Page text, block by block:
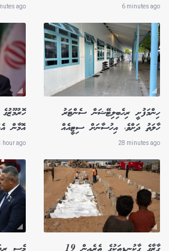
6 minutes ago
ago
ހިންމަފުށީ ރިހެބިލިޓޭޝަން ސެންޓަރު
ހާލަތު ދަށްވެ، އިހުސާނަށް ސިޓީއެއް
28 minutes ago
އޮމާން
hour ago